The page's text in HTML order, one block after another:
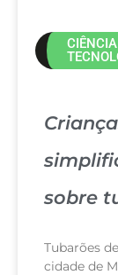
sobre
Tubarões
cidade de